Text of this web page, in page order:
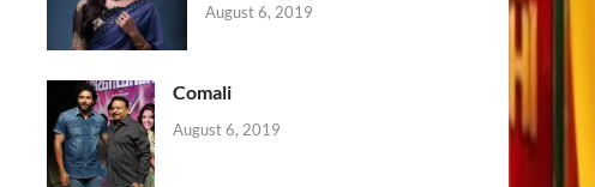
August 6, 2019
Comali
August 6, 2019